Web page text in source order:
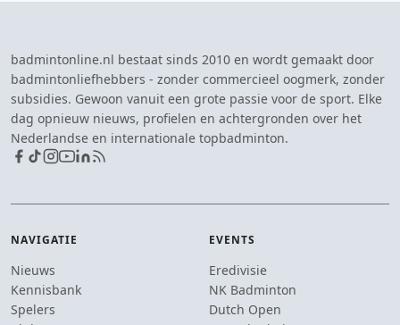
badmintonline.nl bestaat sinds 2010 en wordt gemaakt door
badmintonliefhebbers - zonder commercieel oogmerk, zonder
subsidies. Gewoon vanuit een grote passie voor de sport. Elke
dag opnieuw nieuws, profielen en achtergronden over het
Nederlandse en internationale topbadminton.
NAVIGATIE
Nieuws
Kennisbank
Spelers
EVENTS
Eredivisie
NK Badminton
Dutch Open